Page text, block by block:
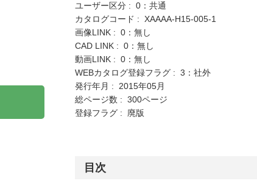
ユーザー区分 : 0：共通
カタログコード : XAAAA-H15-005-1
画像LINK : 0：無し
CAD LINK : 0：無し
動画LINK : 0：無し
WEBカタログ登録フラグ : 3：社外
発行年月 : 2015年05月
総ページ数 : 300ページ
登録フラグ : 廃版
目次